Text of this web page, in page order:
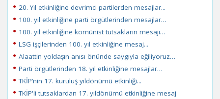
20. Yıl etkinliğine devrimci partilerden mesajlar...
100. yıl etkinliğine parti örgütlerinden mesajlar…
100. yıl etkinliğine komünist tutsakların mesajı…
LSG işçilerinden 100. yıl etkinliğine mesaj...
Alaattin yoldaşın anısı önünde saygıyla eğiliyoruz…
Parti örgütlerinden 18. yıl etkinliğine mesajlar…
TKİP’nin 17. kuruluş yıldönümü etkinliği...
TKİP'li tutsaklardan 17. yıldönümü etkinliğine mesaj